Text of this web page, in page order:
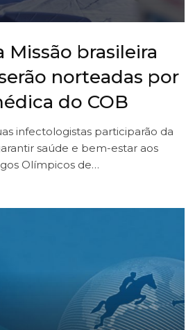
Missão brasileira
norteadas por
do COB
infectologistas participarão da
saúde e bem-estar aos
Olímpicos de…